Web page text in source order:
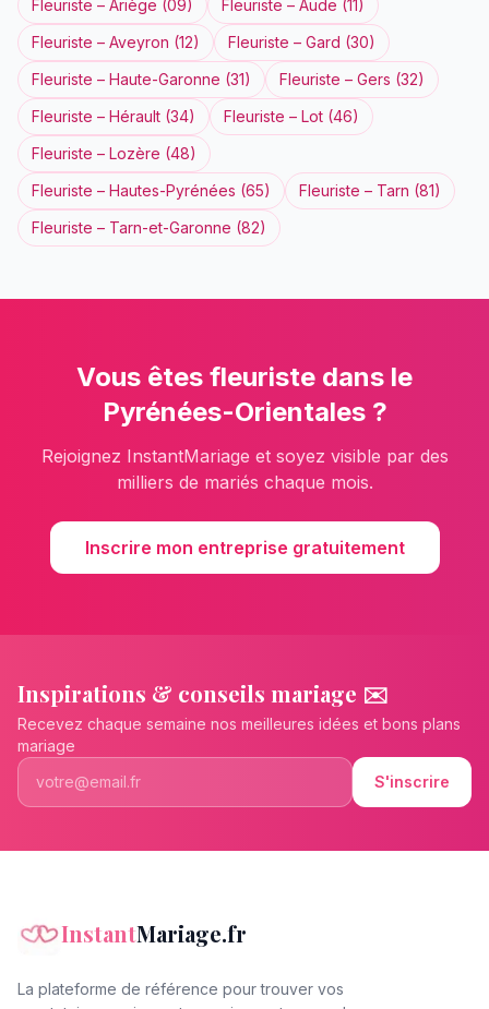
Fleuriste – Ariège (09) Fleuriste – Aude (11 )
Fleuriste – Aveyron (12) Fleuriste – Gard (30)
Fleuriste – Haute-Garonne (31) Fleuriste – Gers (32)
Fleuriste – Hérault (34) Fleuriste – Lot (46)
Fleuriste – Lozère (48)
Fleuriste – Hautes-Pyrénées (65) Fleuriste – Tarn (81)
Fleuriste – Tarn-et-Garonne (82)
Vous êtes fleuriste dans le
Pyrénées-Orientales?
Rejoignez InstantMariage et soyez visible par des
milliers de mariés chaque mois.
Inscrire mon entreprise gratuitement
Inspirations & conseils mariage ✉️
Recevez chaque semaine nos meilleures idées et bons plans
mariage
S'inscrire
InstantMariage.fr
La plateforme de référence pour trouver vos